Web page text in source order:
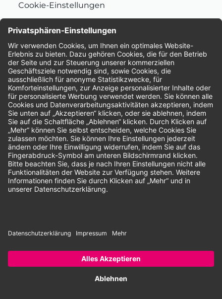
Cookie-Einstellungen
Bewertungen
Unsere Zahlungsarten:
Rechnung SEPA-Lastschrift Vorkasse